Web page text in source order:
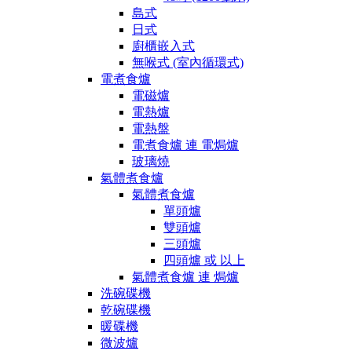
島式
日式
廚櫃嵌入式
無喉式 (室內循環式)
電煮食爐
電磁爐
電熱爐
電熱盤
電煮食爐 連 電焗爐
玻璃燒
氣體煮食爐
氣體煮食爐
單頭爐
雙頭爐
三頭爐
四頭爐 或 以上
氣體煮食爐 連 焗爐
洗碗碟機
乾碗碟機
暖碟機
微波爐